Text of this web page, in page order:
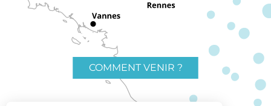
COMMENT VENIR ?